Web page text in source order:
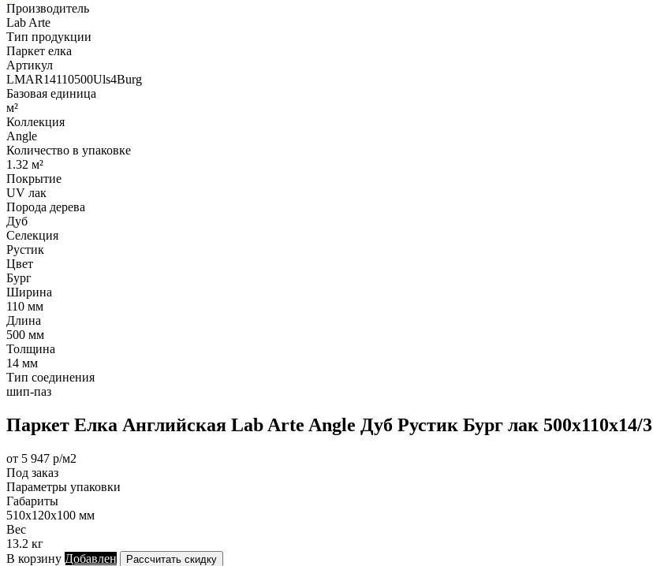
Производитель
Lab Arte
Тип продукции
Паркет елка
Артикул
LMAR14110500Uls4Burg
Базовая единица
м²
Коллекция
Angle
Количество в упаковке
1.32 м²
Покрытие
UV лак
Порода дерева
Дуб
Селекция
Рустик
Цвет
Бург
Ширина
110 мм
Длина
500 мм
Толщина
14 мм
Тип соединения
шип-паз
Паркет Елка Английская Lab Arte Angle Дуб Рустик Бург лак 500х110х14/3
от 5 947 р/м2
Под заказ
Параметры упаковки
Габариты
510х120х100 мм
Вес
13.2 кг
В корзину Добавлен Рассчитать скидку